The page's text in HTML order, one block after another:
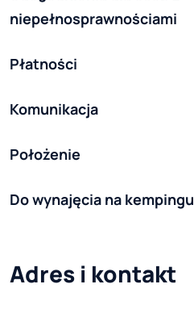
niepełnosprawnościami
Płatności
Komunikacja
Położenie
Do wynajęcia na kempingu
Adres i kontakt